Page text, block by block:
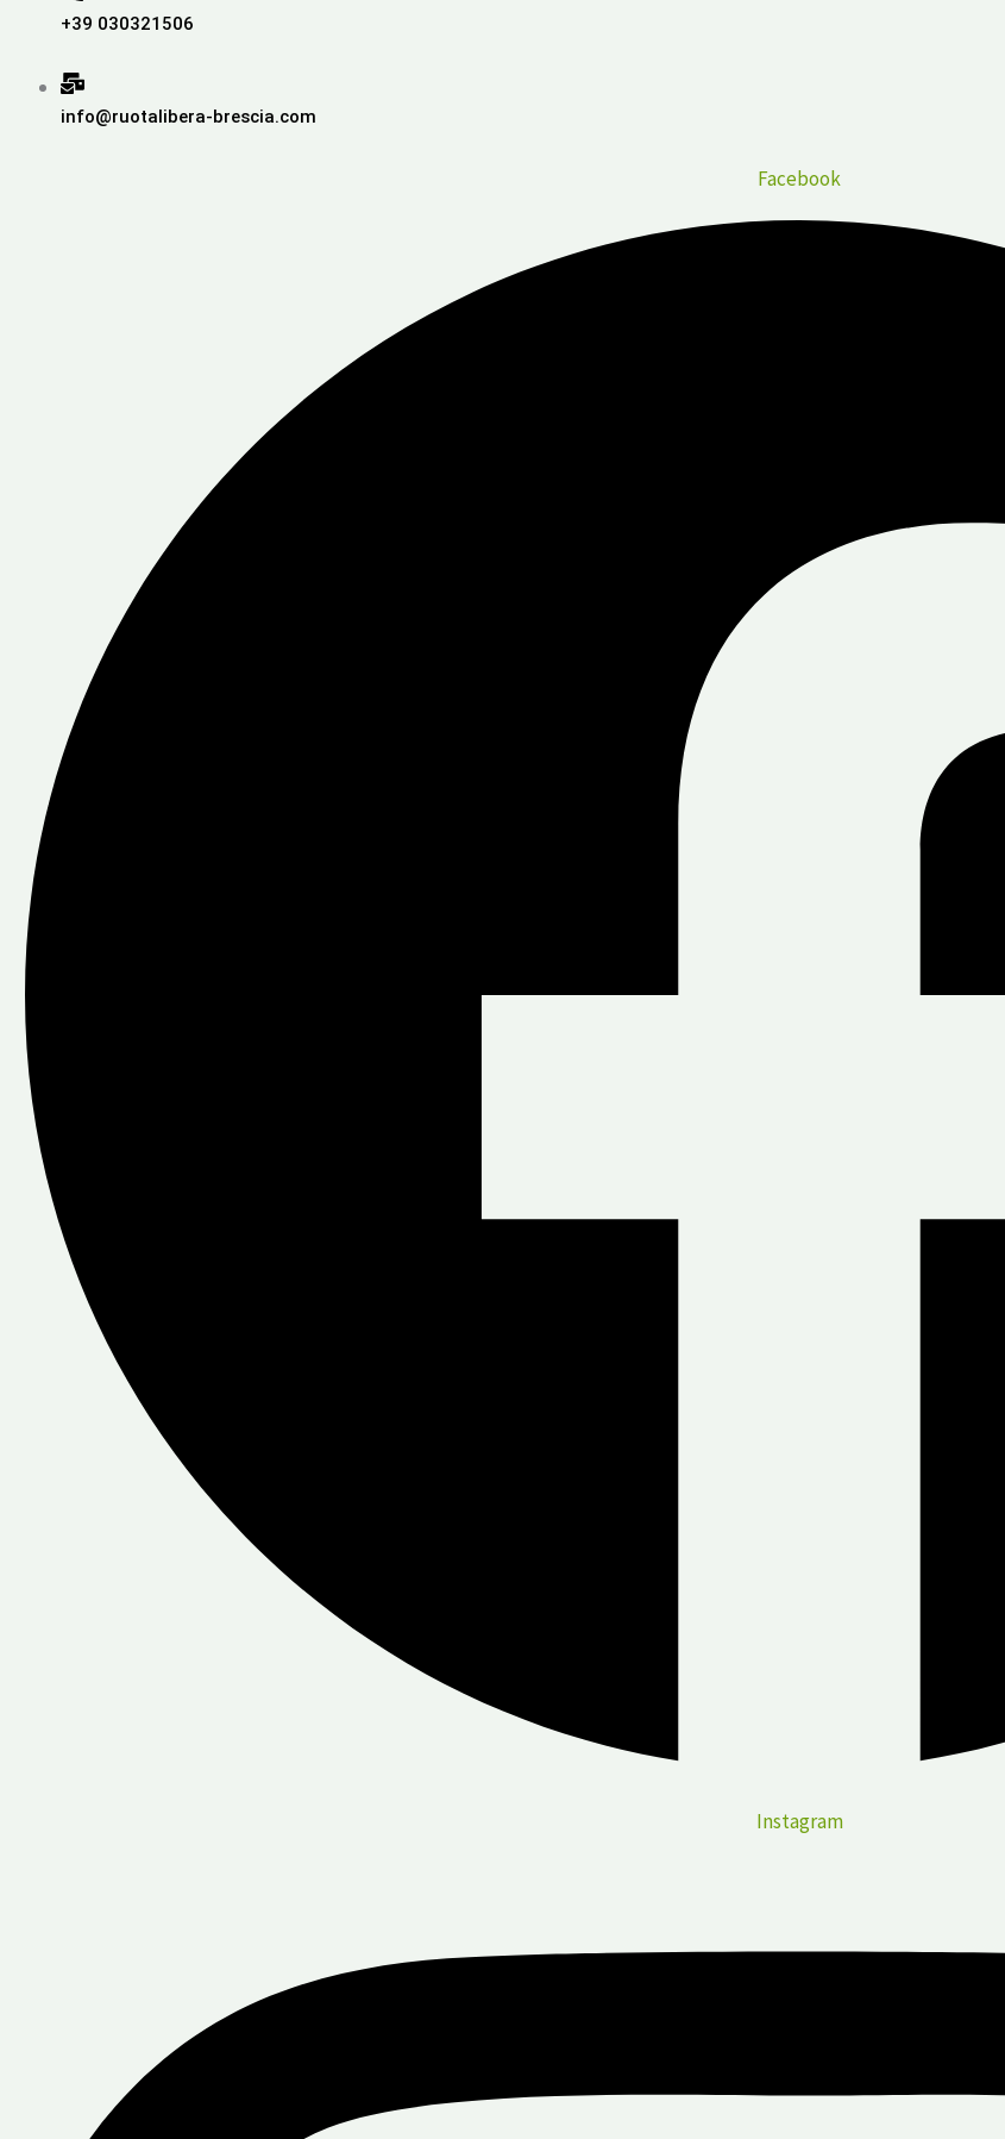
+39 030321506
info@ruotalibera-brescia.com
Facebook
Instagram